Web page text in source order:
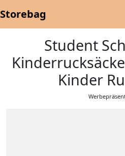
Storebag
Student
Kinder